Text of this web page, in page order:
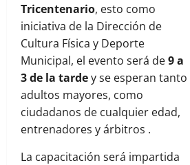
Tricentenario, esto como
iniciativa de la Dirección de
Cultura Física y Deporte
Municipal, el evento será de9 a
3 de la tardey se esperan tanto
adultos mayores, como
ciudadanos de cualquier edad,
entrenadores y árbitros .
La capacitación será impartida